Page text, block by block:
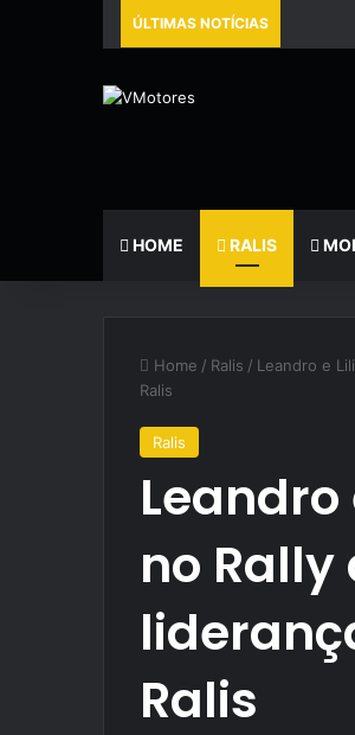
ÚLTIMAS NOTÍCIAS
HOME RALIS
Home / Ralis / Leandro e
Ralis
Ralis
no
Ralis